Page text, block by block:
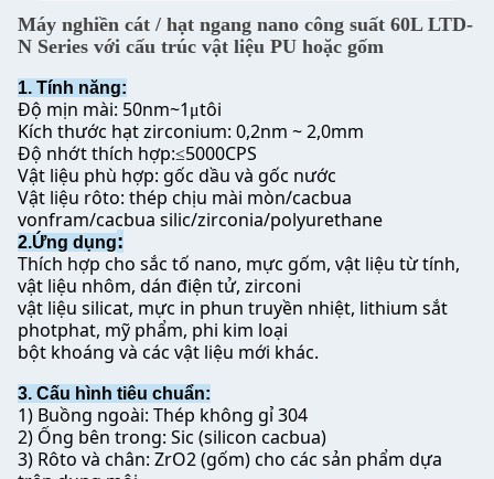
Máy nghiền cát / hạt ngang nano công suất 60L LTD-
N Series với cấu trúc vật liệu PU hoặc gốm
1. Tính năng:
Độ mịn mài: 50nm~1 μtôi
Kích thước hạt zirconium: 0,2nm ~ 2,0mm
Độ nhớt thích hợp:≤5000CPS
Vật liệu phù hợp: gốc dầu và gốc nước
Vật liệu rôto: thép chịu mài mòn/cacbua
vonfram/cacbua silic/zirconia/polyurethane
2.Ứng dụng:
Thích hợp cho sắc tố nano, mực gốm, vật liệu từ tính,
vật liệu nhôm, dán điện tử, zirconi
vật liệu silicat, mực in phun truyền nhiệt, lithium sắt
photphat, mỹ phẩm, phi kim loại
bột khoáng và các vật liệu mới khác.
3. Cấu hình tiêu chuẩn:
1) Buồng ngoài: Thép không gỉ 304
2) Ống bên trong: Sic (silicon cacbua)
3) Rôto và chân: ZrO2 (gốm) cho các sản phẩm dựa